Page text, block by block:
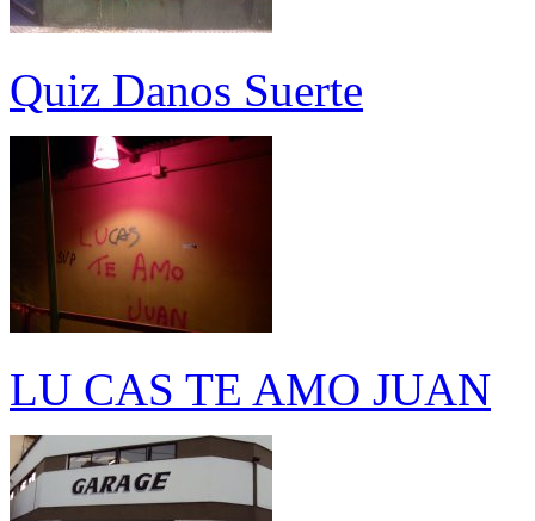
Quiz Danos Suerte
LU CAS TE AMO JUAN